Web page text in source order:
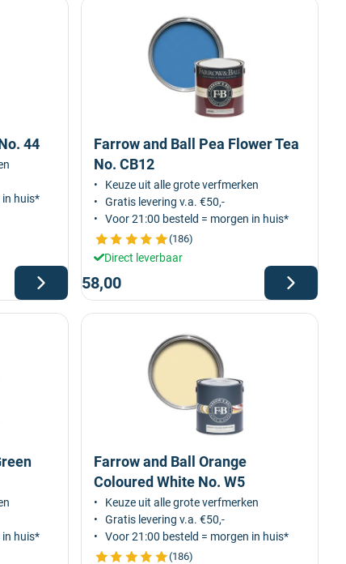
44
in huis*
Farrow and Ball Pea Flower Tea
No. CB12
Keuze uit alle grote verfmerken
Gratis levering v.a. €50,-
Voor 21:00 besteld = morgen in huis*
(186)
Direct leverbaar
58,00
in huis*
Farrow and Ball Orange
Coloured White No. W5
Keuze uit alle grote verfmerken
Gratis levering v.a. €50,-
Voor 21:00 besteld = morgen in huis*
(186)